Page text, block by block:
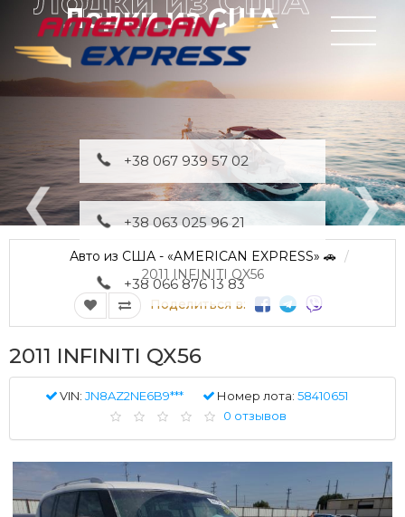
Лодки из США
+38 067 939 57 02
+38 063 025 96 21
+38 066 876 13 83
Авто из США - «AMERICAN EXPRESS» 🚗
2011 INFINITI QX56
Поделиться в:
2011 INFINITI QX56
VIN: JN8AZ2NE6B9*** Номер лота: 58410651
0 отзывов